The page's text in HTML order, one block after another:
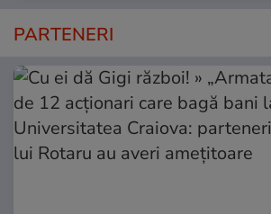
PARTENERI